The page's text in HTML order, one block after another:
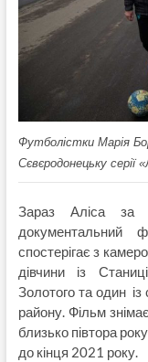
Футболістки Марія
Сєвєродонецьку серії
Зараз Аліса за
документальний
спостерігає з
дівчини із
Золотого та один
району. Фільм
близько півтора
до кінця 2021 року.